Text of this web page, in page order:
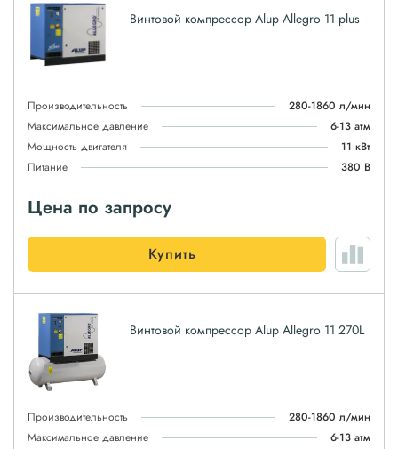
Винтовой компрессор Alup Allegro 11 plus
Производительность
280-1860 л/мин
Максимальное давление
6-13 атм
Мощность двигателя
11 кВт
Питание
380 В
Цена по запросу
Купить
Винтовой компрессор Alup Allegro 11 270L
Производительность
280-1860 л/мин
Максимальное давление
6-13 атм